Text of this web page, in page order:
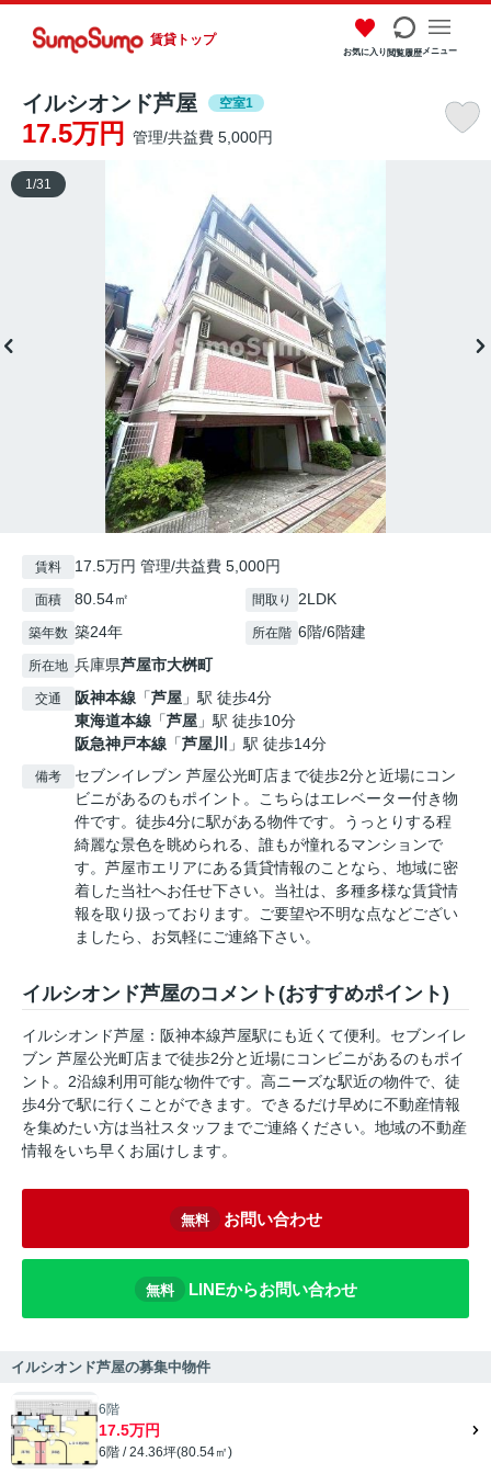
賃貸トップ
お気に入り閲覧履歴メニュー
イルシオンド芦屋 空室1
17.5万円 管理/共益費 5,000円
1 /31
賃料 17.5万円 管理/共益費 5,000円
面積 80.54㎡ 間取り 2LDK
築年数 築24年 所在階 6階/6階建
所在地 兵庫県芦屋市大桝町
交通 阪神本線 「芦屋 」駅 徒歩4分
東海道本線 「芦屋 」駅 徒歩10分
阪急神戸本線 「芦屋川 」駅 徒歩14分
備考
セブンイレブン 芦屋公光町店まで徒歩2分と近場にコン
ビニがあるのもポイント。こちらはエレベーター付き物
件です。徒歩4分に駅がある物件です。うっとりする程
綺麗な景色を眺められる、誰もが憧れるマンションで
す。芦屋市エリアにある賃貸情報のことなら、地域に密
着した当社へお任せ下さい。当社は、多種多様な賃貸情
報を取り扱っております。ご要望や不明な点などござい
ましたら、お気軽にご連絡下さい。
イルシオンド芦屋のコメント(おすすめポイント)
イルシオンド芦屋：阪神本線芦屋駅にも近くて便利。セブンイレ
ブン 芦屋公光町店まで徒歩2分と近場にコンビニがあるのもポイ
ント。2沿線利用可能な物件です。高ニーズな駅近の物件で、徒
歩4分で駅に行くことができます。できるだけ早めに不動産情報
を集めたい方は当社スタッフまでご連絡ください。地域の不動産
情報をいち早くお届けします。
無料 お問い合わせ
無料 LINEからお問い合わせ
イルシオンド芦屋の募集中物件
6階
17.5万円
6階 / 24.36坪(80.54㎡)